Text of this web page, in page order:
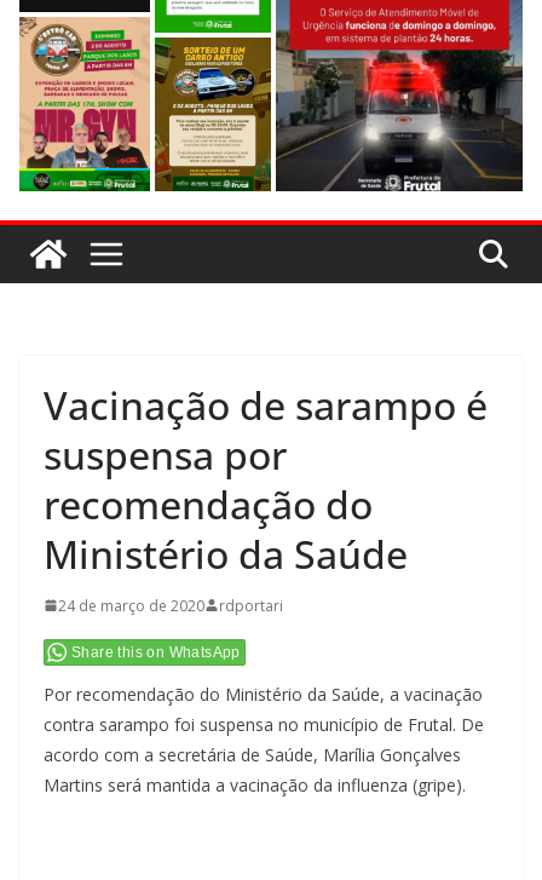
Vacinação de sarampo é
suspensa por
recomendação do
Ministério da Saúde
24 de março de 2020 rdportari
Share this on WhatsApp
Por recomendação do Ministério da Saúde, a vacinação
contra sarampo foi suspensa no município de Frutal. De
acordo com a secretária de Saúde, Marília Gonçalves
Martins será mantida a vacinação da influenza (gripe).